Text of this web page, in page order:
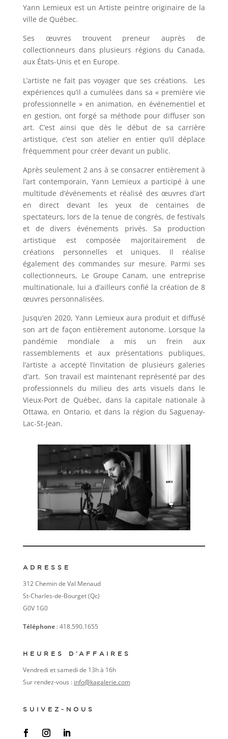
Yann Lemieux est un Artiste peintre originaire de la
ville de Québec.
Ses œuvres trouvent preneur auprès de
collectionneurs dans plusieurs régions du Canada,
aux États-Unis et en Europe.
L’artiste ne fait pas voyager que ses créations. Les
expériences qu’il a cumulées dans sa « première vie
professionnelle » en animation, en événementiel et
en gestion, ont forgé sa méthode pour diffuser son
art. C’est ainsi que dès le début de sa carrière
artistique, c’est son atelier en entier qu’il déplace
fréquemment pour créer devant un public.
Après seulement 2 ans à se consacrer entièrement à
l’art contemporain, Yann Lemieux a participé à une
multitude d’événements et réalisé des œuvres d’art
en direct devant les yeux de centaines de
spectateurs, lors de la tenue de congrès, de festivals
et de divers événements privés. Sa production
artistique est composée majoritairement de
créations personnelles et uniques. Il réalise
également des commandes sur mesure. Parmi ses
collectionneurs, Le Groupe Canam, une entreprise
multinationale, lui a d’ailleurs confié la création de 8
œuvres personnalisées.
Jusqu’en 2020, Yann Lemieux aura produit et diffusé
son art de façon entièrement autonome. Lorsque la
pandémie mondiale a mis un frein aux
rassemblements et aux présentations publiques,
l’artiste a accepté l’invitation de plusieurs galeries
d’art. Son travail est maintenant représenté par des
professionnels du milieu des arts visuels dans le
Vieux-Port de Québec, dans la capitale nationale à
Ottawa, en Ontario, et dans la région du Saguenay-
Lac-St-Jean.
ADRESSE
312 Chemin de Val Menaud
St-Charles-de-Bourget (Qc)
G0V 1G0
Téléphone : 418.590.1655
HEURES D’AFFAIRES
Vendredi et samedi de 13h à 16h
Sur rendez-vous : info@kagalerie.com
SUIVEZ-NOUS